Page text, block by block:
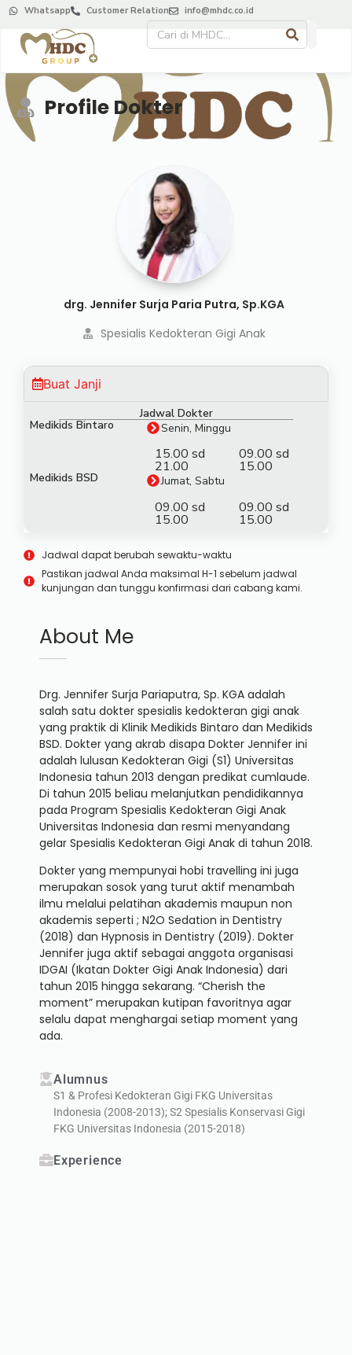
Whatsapp Customer Relation info@mhdc.co.id
Profile Dokter
drg. Jennifer Surja Paria Putra, Sp.KGA
Spesialis Kedokteran Gigi Anak
Buat Janji
Jadwal Dokter
Medikids Bintaro Senin, Minggu
15.00 sd
21.00
09.00 sd
15.00
Medikids BSD Jumat, Sabtu
09.00 sd
15.00
09.00 sd
15.00
Jadwal dapat berubah sewaktu-waktu
Pastikan jadwal Anda maksimal H-1 sebelum jadwal
kunjungan dan tunggu konfirmasi dari cabang kami.
About Me
Drg. Jennifer Surja Pariaputra, Sp. KGA adalah
salah satu dokter spesialis kedokteran gigi anak
yang praktik di Klinik Medikids Bintaro dan Medikids
BSD. Dokter yang akrab disapa Dokter Jennifer ini
adalah lulusan Kedokteran Gigi (S1) Universitas
Indonesia tahun 2013 dengan predikat cumlaude.
Di tahun 2015 beliau melanjutkan pendidikannya
pada Program Spesialis Kedokteran Gigi Anak
Universitas Indonesia dan resmi menyandang
gelar Spesialis Kedokteran Gigi Anak di tahun 2018.
Dokter yang mempunyai hobi travelling ini juga
merupakan sosok yang turut aktif menambah
ilmu melalui pelatihan akademis maupun non
akademis seperti ; N2O Sedation in Dentistry
(2018) dan Hypnosis in Dentistry (2019). Dokter
Jennifer juga aktif sebagai anggota organisasi
IDGAI (Ikatan Dokter Gigi Anak Indonesia) dari
tahun 2015 hingga sekarang. “Cherish the
moment” merupakan kutipan favoritnya agar
selalu dapat menghargai setiap moment yang
ada.
Alumnus
S1 & Profesi Kedokteran Gigi FKG Universitas
Indonesia (2008-­2013); S2 Spesialis Konservasi Gigi
FKG Universitas Indonesia (2015-2018)
Experience